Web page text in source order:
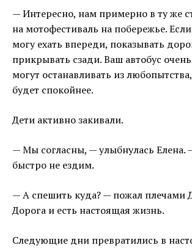
— Интересно, нам примерно в ту же
на мотофестиваль на побережье.
могу ехать впереди, показывать
прикрывать сзади. Ваш автобус
могут останавливать из
будет спокойнее.
Дети активно закивали.
— Мы согласны, — улыбнулась Елена.
быстро не ездим.
— А спешить куда? — пожал плечами
Дорога и есть настоящая жизнь.
Следующие дни превратились в